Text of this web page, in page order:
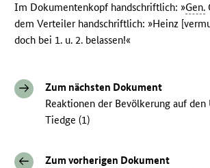
Im Dokumentenkopf handschriftlich: »Gen.
dem Verteiler handschriftlich: »Heinz
doch bei 1. u. 2. belassen!«
Zum nächsten Dokument
Reaktionen der Bevölkerung auf den
Tiedge (1)
Zum vorherigen Dokument